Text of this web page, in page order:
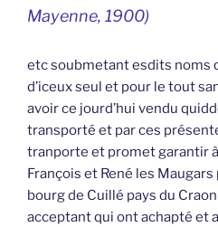
Mayenne, 1900)
etc soubmetant esdits noms
d’iceux seul et pour le tout
avoir ce jourd’hui vendu
transporté et par ces
tranporte et promet garantir
François et René les
bourg de Cuillé pays du
acceptant qui ont achapté et